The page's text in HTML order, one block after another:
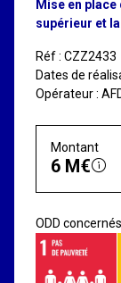
Mise en
supérieur et
Réf : CZZ2433
Dates de
Opérateur :
Montant
6 M€
ODD